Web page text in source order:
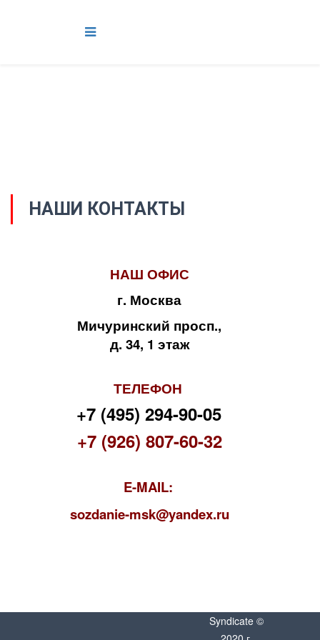
НАШИ КОНТАКТЫ
НАШ ОФИС
г. Москва
Мичуринский просп.,
д. 34, 1 этаж
ТЕЛЕФОН
+7 (495) 294-90-05
+7 (926) 807-60-32
E-MAIL:
sozdanie-msk@yandex.ru
Syndicate ©